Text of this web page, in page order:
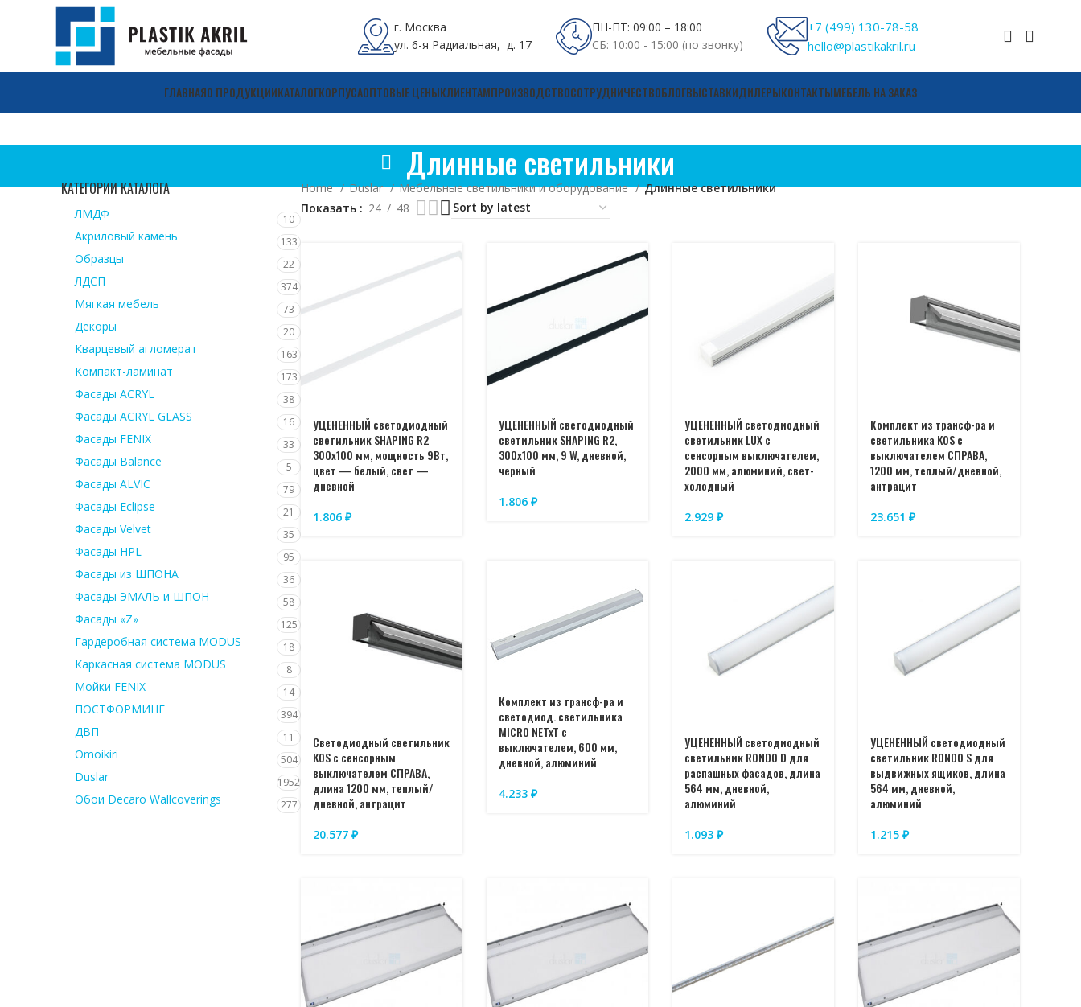
г. Москва
ул. 6-я Радиальная, д. 17
ПН-ПТ: 09:00 – 18:00
СБ: 10:00 - 15:00 (по звонку)
+7 (499) 130-78-58
hello@plastikakril.ru
ГЛАВНАЯО ПРОДУКЦИИКАТАЛОГКОРПУСАОПТОВЫЕ ЦЕНЫКЛИЕНТАМПРОИЗВОДСТВОСОТРУДНИЧЕСТВОБЛОГВЫСТАВКИДИЛЕРЫКОНТАКТЫМЕБЕЛЬ НА ЗАКАЗ
Длинные светильники
КАТЕГОРИИ КАТАЛОГА
ЛМДФ 10
Акриловый камень 133
Образцы 22
ЛДСП 374
Мягкая мебель 73
Декоры 20
Кварцевый агломерат 163
Компакт-ламинат 173
Фасады ACRYL 38
Фасады ACRYL GLASS 16
Фасады FENIX 33
Фасады Balance 5
Фасады ALVIC 79
Фасады Eclipse 21
Фасады Velvet 35
Фасады HPL 95
Фасады из ШПОНА 36
Фасады ЭМАЛЬ и ШПОН 58
Фасады «Z» 125
Гардеробная система MODUS 18
Каркасная система MODUS 8
Мойки FENIX 14
ПОСТФОРМИНГ 394
ДВП 11
Omoikiri 504
Duslar 1952
Обои Decaro Wallcoverings 277
Home Duslar Мебельные светильники и оборудование
Длинные светильники
Показать
24 48
УЦЕНЕННЫЙ светодиодный
светильник SHAPING R2
300х100 мм, мощность 9Вт,
цвет — белый, свет —
дневной
1.806 ₽
УЦЕНЕННЫЙ светодиодный
светильник SHAPING R2,
300х100 мм, 9 W, дневной,
черный
1.806 ₽
УЦЕНЕННЫЙ светодиодный
светильник LUX с
сенсорным выключателем,
2000 мм, алюминий, свет-
холодный
2.929 ₽
Комплект из трансф-ра и
светильника KOS с
выключателем СПРАВА,
1200 мм, теплый/дневной,
антрацит
23.651 ₽
Светодиодный светильник
KOS с сенсорным
выключателем СПРАВА,
длина 1200 мм, теплый/
дневной, антрацит
20.577 ₽
Комплект из трансф-ра и
светодиод. светильника
MICRO NETxT с
выключателем, 600 мм,
дневной, алюминий
4.233 ₽
УЦЕНЕННЫЙ светодиодный
светильник RONDO D для
распашных фасадов, длина
564 мм, дневной,
алюминий
1.093 ₽
УЦЕНЕННЫЙ светодиодный
светильник RONDO S для
выдвижных ящиков, длина
564 мм, дневной,
алюминий
1.215 ₽